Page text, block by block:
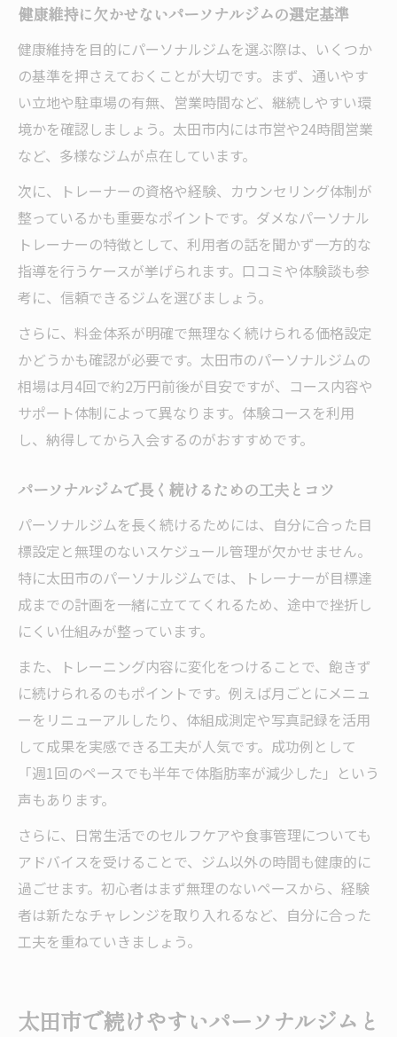
健康維持に欠かせないパーソナルジムの選定基準
健康維持を目的にパーソナルジムを選ぶ際は、いくつか
の基準を押さえておくことが大切です。まず、通いやす
い立地や駐車場の有無、営業時間など、継続しやすい環
境かを確認しましょう。太田市内には市営や24時間営業
など、多様なジムが点在しています。
次に、トレーナーの資格や経験、カウンセリング体制が
整っているかも重要なポイントです。ダメなパーソナル
トレーナーの特徴として、利用者の話を聞かず一方的な
指導を行うケースが挙げられます。口コミや体験談も参
考に、信頼できるジムを選びましょう。
さらに、料金体系が明確で無理なく続けられる価格設定
かどうかも確認が必要です。太田市のパーソナルジムの
相場は月4回で約2万円前後が目安ですが、コース内容や
サポート体制によって異なります。体験コースを利用
し、納得してから入会するのがおすすめです。
パーソナルジムで長く続けるための工夫とコツ
パーソナルジムを長く続けるためには、自分に合った目
標設定と無理のないスケジュール管理が欠かせません。
特に太田市のパーソナルジムでは、トレーナーが目標達
成までの計画を一緒に立ててくれるため、途中で挫折し
にくい仕組みが整っています。
また、トレーニング内容に変化をつけることで、飽きず
に続けられるのもポイントです。例えば月ごとにメニュ
ーをリニューアルしたり、体組成測定や写真記録を活用
して成果を実感できる工夫が人気です。成功例として
「週1回のペースでも半年で体脂肪率が減少した」という
声もあります。
さらに、日常生活でのセルフケアや食事管理についても
アドバイスを受けることで、ジム以外の時間も健康的に
過ごせます。初心者はまず無理のないペースから、経験
者は新たなチャレンジを取り入れるなど、自分に合った
工夫を重ねていきましょう。
太田市で続けやすいパーソナルジムと